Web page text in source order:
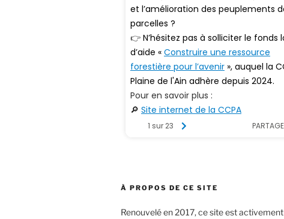
À PROPOS DE CE SITE
Renouvelé en 2017, ce site est activement